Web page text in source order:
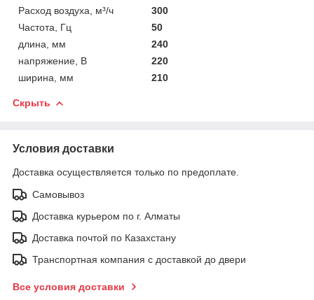
Расход воздуха, м³/ч
300
Частота, Гц
50
длина, мм
240
напряжение, В
220
ширина, мм
210
Скрыть
Условия доставки
Доставка осуществляется только по предоплате.
Самовывоз
Доставка курьером по г. Алматы
Доставка почтой по Казахстану
Транспортная компания с доставкой до двери
Все условия доставки